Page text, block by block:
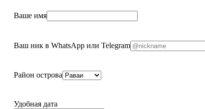
Ваше имя
Ваш ник в WhatsApp или Telegram
Район острова
Удобная дата